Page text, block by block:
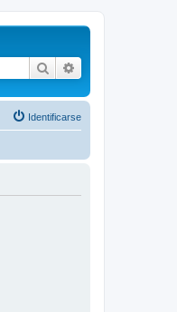
Buscar
Identificarse